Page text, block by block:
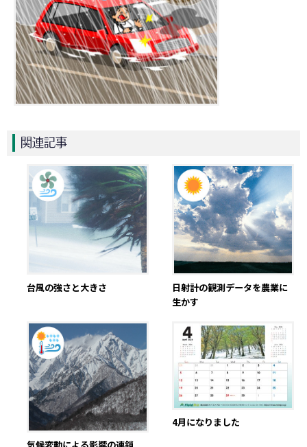
関連記事
台風の強さと大きさ
日射計の観測データを農業に
生かす
4月になりました